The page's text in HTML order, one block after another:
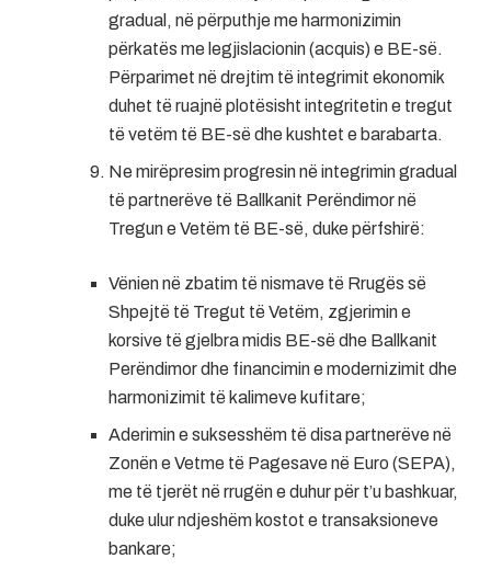
gradual, në përputhje me harmonizimin
përkatës me legjislacionin (acquis) e BE-së.
Përparimet në drejtim të integrimit ekonomik
duhet të ruajnë plotësisht integritetin e tregut
të vetëm të BE-së dhe kushtet e barabarta.
Ne mirëpresim progresin në integrimin gradual
të partnerëve të Ballkanit Perëndimor në
Tregun e Vetëm të BE-së, duke përfshirë:
Vënien në zbatim të nismave të Rrugës së
Shpejtë të Tregut të Vetëm, zgjerimin e
korsive të gjelbra midis BE-së dhe Ballkanit
Perëndimor dhe financimin e modernizimit dhe
harmonizimit të kalimeve kufitare;
Aderimin e suksesshëm të disa partnerëve në
Zonën e Vetme të Pagesave në Euro (SEPA),
me të tjerët në rrugën e duhur për t’u bashkuar,
duke ulur ndjeshëm kostot e transaksioneve
bankare;